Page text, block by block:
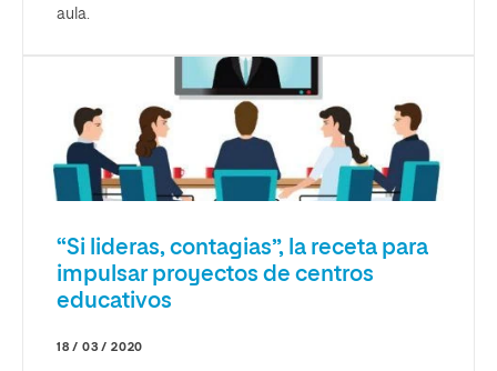
aula.
“Si lideras, contagias”, la receta para
impulsar proyectos de centros
educativos
18 / 03 / 2020